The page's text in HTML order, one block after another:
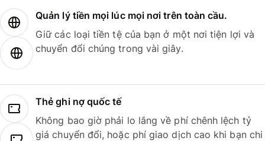
Quản lý tiền mọi lúc mọi nơi trên toàn cầu.
Giữ các loại tiền tệ của bạn ở một nơi tiện lợi và
chuyển đổi chúng trong vài giây.
Thẻ ghi nợ quốc tế
Không bao giờ phải lo lắng về phí chênh lệch tỷ
giá chuyển đổi, hoặc phí giao dịch cao khi bạn chi